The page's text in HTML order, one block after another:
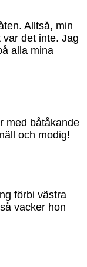
Alltså, min
det inte. Jag
alla mina
med båtåkande
och modig!
förbi västra
vacker hon